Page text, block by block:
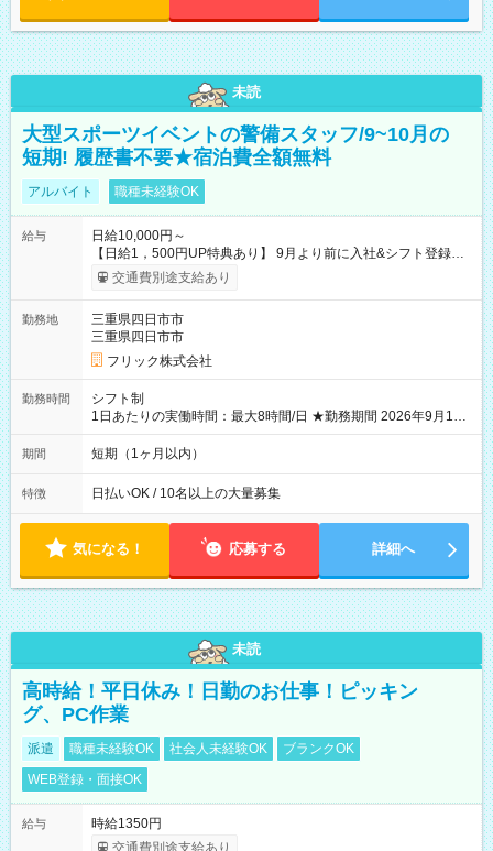
未読
大型スポーツイベントの警備スタッフ/9~10月の
短期! 履歴書不要★宿泊費全額無料
アルバイト 職種未経験OK
給与
日給10,000円～
【日給1，500円UP特典あり】 9月より前に入社&シフト登録す
ると 期間中(9/16~10/23) の日給がUP! 日給1万1500円でしっか
り稼げます♪ 【試用期間】試用期間なし
交通費別途支給あり
勤務地
三重県四日市市
三重県四日市市
フリック株式会社
勤務時間
シフト制
1日あたりの実働時間：最大8時間/日 ★勤務期間 2026年9月16
日~2026年10月23日 短期勤務OK! 期間中フル勤務できる方優遇
※週3~5日勤務(勤務日数応相談) ※期間前から勤務スタートも可
り ※夜勤シフトあり
期間 短期（1ヶ月以内）
特徴 日払いOK / 10名以上の大量募集
気になる！ 応募する 詳細へ
未読
高時給！平日休み！日勤のお仕事！ピッキン
グ、PC作業
派遣 職種未経験OK 社会人未経験OK
ブランクOK
WEB登録・面接OK
給与
時給1350円
交通費別途支給あり